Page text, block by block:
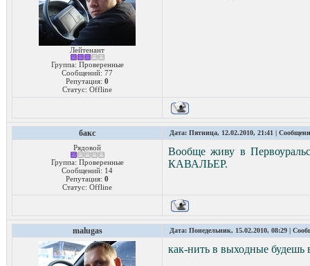
Лейтенант
Группа: Проверенные
Сообщений: 77
Репутация: 0
Статус: Offline
бакс Дата: Пятница, 12.02.2010, 21:41 |
Рядовой
Группа: Проверенные
Сообщений: 14
Репутация: 0
Статус: Offline
Вообще живу в
КАВАЛЬЕР.
malugas Дата: Понедельник, 15.02.2010, 08:29 |
как-нить в выходные будешь